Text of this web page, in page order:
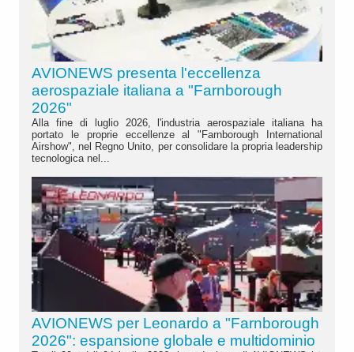
AVIONEWS presenta l'eccellenza
aerospaziale italiana a "Farnborough
2026"
Alla fine di luglio 2026, l'industria aerospaziale italiana ha
portato le proprie eccellenze al "Farnborough International
Airshow", nel Regno Unito, per consolidare la propria leadership
tecnologica nel...
AVIONEWS per Leonardo a "Farnborough
2026": espansione globale e multidominio